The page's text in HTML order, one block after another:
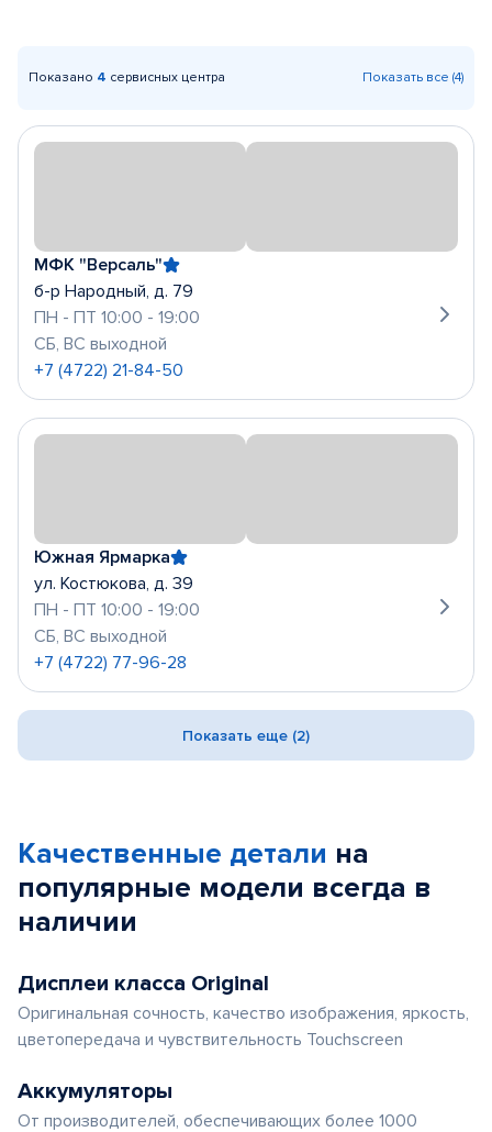
Показано 4 сервисных центра Показать все (4)
МФК "Версаль"
б-р Народный, д. 79
ПН - ПТ 10:00 - 19:00
СБ, ВС выходной
+7 (4722) 21-84-50
Южная Ярмарка
ул. Костюкова, д. 39
ПН - ПТ 10:00 - 19:00
СБ, ВС выходной
+7 (4722) 77-96-28
Показать еще (2)
Качественные детали на
популярные модели всегда в
наличии
Дисплеи класса Original
Оригинальная сочность, качество изображения, яркость,
цветопередача и чувствительность Touchscreen
Аккумуляторы
От производителей, обеспечивающих более 1000